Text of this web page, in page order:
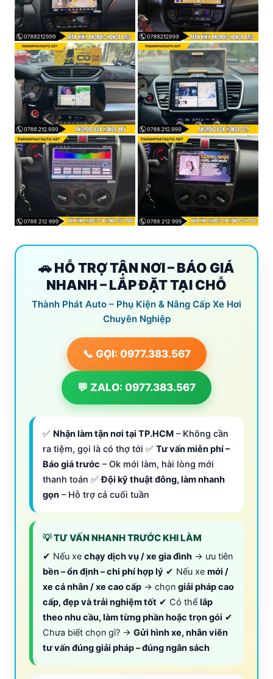
🚗 HỖ TRỢ TẬN NƠI – BÁO GIÁ
NHANH – LẮP ĐẶT TẠI CHỖ
Thành Phát Auto – Phụ Kiện & Nâng Cấp Xe Hơi
Chuyên Nghiệp
📞 GỌI: 0977.383.567
💬 ZALO: 0977.383.567
✅ Nhận làm tận nơi tại TP.HCM – Không cần
ra tiệm, gọi là có thợ tới ✅ Tư vấn miễn phí –
Báo giá trước – Ok mới làm, hài lòng mới
thanh toán ✅Đội kỹ thuật đông, làm nhanh
gọn – Hỗ trợ cả cuối tuần
💡 TƯ VẤN NHANH TRƯỚC KHI LÀM
✔ Nếu xe chạy dịch vụ / xe gia đình → ưu tiên
bền – ổn định – chi phí hợp lý ✔ Nếu xe mới /
xe cá nhân / xe cao cấp → chọn giải pháp cao
cấp, đẹp và trải nghiệm tốt ✔ Có thể lắp
theo nhu cầu, làm từng phần hoặc trọn gói ✔
Chưa biết chọn gì? → Gửi hình xe, nhân viên
tư vấn đúng giải pháp – đúng ngân sách